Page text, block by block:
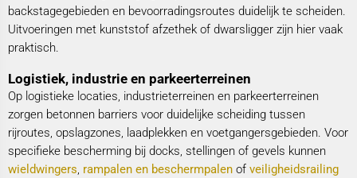
backstagegebieden en bevoorradingsroutes duidelijk te scheiden.
Uitvoeringen met kunststof afzethek of dwarsligger zijn hier vaak
praktisch.
Logistiek, industrie en parkeerterreinen
Op logistieke locaties, industrieterreinen en parkeerterreinen
zorgen betonnen barriers voor duidelijke scheiding tussen
rijroutes, opslagzones, laadplekken en voetgangersgebieden. Voor
specifieke bescherming bij docks, stellingen of gevels kunnen
wieldwingers, rampalen en beschermpalenof veiligheidsrailing